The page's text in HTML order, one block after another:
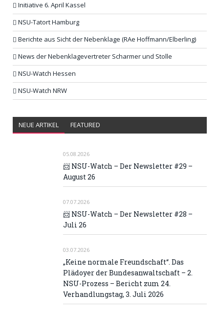
Initiative 6. April Kassel
NSU-Tatort Hamburg
Berichte aus Sicht der Nebenklage (RAe Hoffmann/Elberling)
News der Nebenklagevertreter Scharmer und Stolle
NSU-Watch Hessen
NSU-Watch NRW
NEUE ARTIKEL FEATURED
05.08.2026
📨 NSU-Watch – Der Newsletter #29 –
August 26
07.07.2026
📨 NSU-Watch – Der Newsletter #28 –
Juli 26
03.07.2026
„Keine normale Freundschaft“. Das
Plädoyer der Bundesanwaltschaft – 2.
NSU-Prozess – Bericht zum 24.
Verhandlungstag, 3. Juli 2026